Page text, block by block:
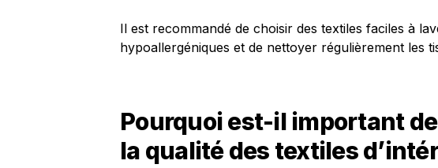
Il est recommandé de choisir des textiles faciles à
hypoallergéniques et de nettoyer régulièrement les
Pourquoi est-il important
la qualité des textiles